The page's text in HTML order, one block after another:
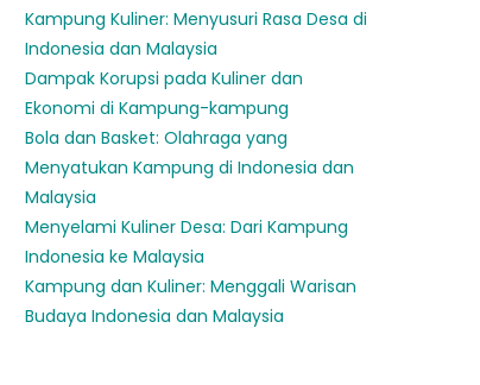
Kampung Kuliner: Menyusuri Rasa Desa di
Indonesia dan Malaysia
Dampak Korupsi pada Kuliner dan
Ekonomi di Kampung-kampung
Bola dan Basket: Olahraga yang
Menyatukan Kampung di Indonesia dan
Malaysia
Menyelami Kuliner Desa: Dari Kampung
Indonesia ke Malaysia
Kampung dan Kuliner: Menggali Warisan
Budaya Indonesia dan Malaysia